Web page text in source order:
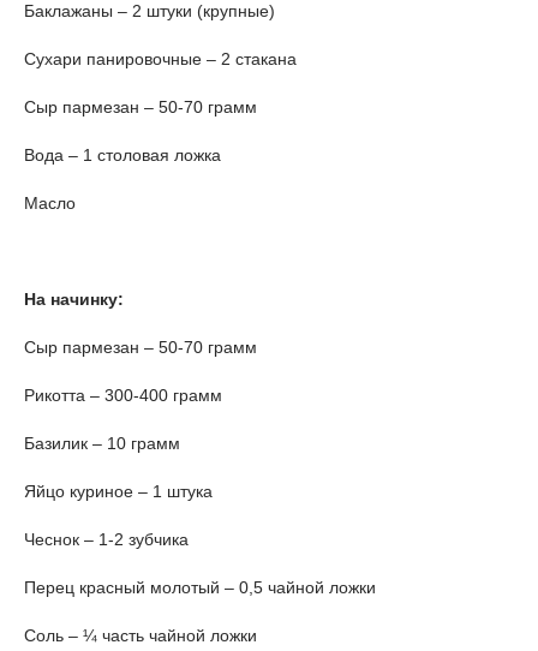
Баклажаны – 2 штуки (крупные)
Сухари панировочные – 2 стакана
Сыр пармезан – 50-70 грамм
Вода – 1 столовая ложка
Масло
На начинку:
Сыр пармезан – 50-70 грамм
Рикотта – 300-400 грамм
Базилик – 10 грамм
Яйцо куриное – 1 штука
Чеснок – 1-2 зубчика
Перец красный молотый – 0,5 чайной ложки
Соль – ¼ часть чайной ложки